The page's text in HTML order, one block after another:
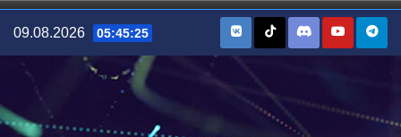
09.08.2026 05:45:25